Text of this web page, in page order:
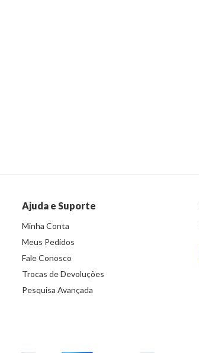
Ajuda e Suporte
Minha Conta
Meus Pedidos
Fale Conosco
Trocas de Devoluções
Pesquisa Avançada